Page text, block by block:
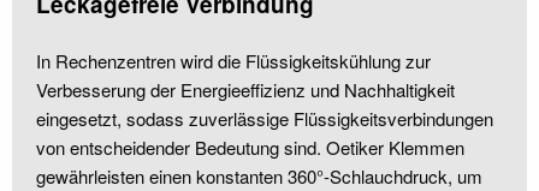
In Rechenzentren wird die Flüssigkeitskühlung zur
Verbesserung der Energieeffizienz und Nachhaltigkeit
eingesetzt, sodass zuverlässige Flüssigkeitsverbindungen
von entscheidender Bedeutung sind. Oetiker Klemmen
gewährleisten einen konstanten 360°-Schlauchdruck, um